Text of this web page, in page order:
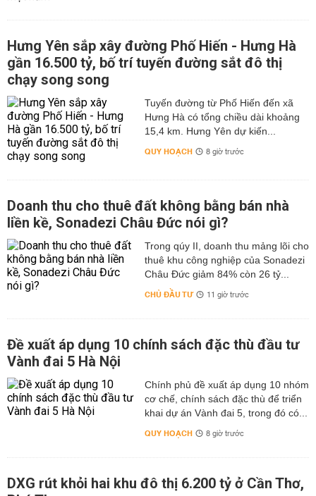
Hưng Yên sắp xây đường Phố Hiến - Hưng Hà
gần 16.500 tỷ, bố trí tuyến đường sắt đô thị
chạy song song
Tuyến đường từ Phố Hiến đến xã
Hưng Hà có tổng chiều dài khoảng
15,4 km. Hưng Yên dự kiến...
QUY HOẠCH 8 giờ trước
Doanh thu cho thuê đất không bằng bán nhà
liền kề, Sonadezi Châu Đức nói gì?
Trong qúy II, doanh thu mảng lõi cho
thuê khu công nghiệp của Sonadezi
Châu Đức giảm 84% còn 26 tỷ...
CHỦ ĐẦU TƯ 11 giờ trước
Đề xuất áp dụng 10 chính sách đặc thù đầu tư
Vành đai 5 Hà Nội
Chính phủ đề xuất áp dụng 10 nhóm
cơ chế, chính sách đặc thù để triển
khai dự án Vành đai 5, trong đó có...
QUY HOẠCH 8 giờ trước
DXG rút khỏi hai khu đô thị 6.200 tỷ ở Cần Thơ,